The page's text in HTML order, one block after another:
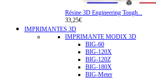
Résine 3D Engineering Tough...
33,25€
IMPRIMANTES 3D
IMPRIMANTE MODIX 3D
BIG-60
BIG-120X
BIG-120Z
BIG-180X
BIG-Meter